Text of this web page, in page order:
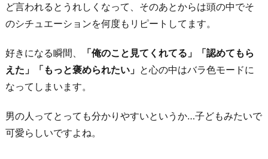
ど言われるとうれしくなって、そのあとからは頭の中でそ
のシチュエーションを何度もリピートしてます。
好きになる瞬間、
「俺のこと見てくれてる」「認めてもら
えた」「もっと褒められたい」 と心の中はバラ色モードに
なってしまいます。
男の人ってとっても分かりやすいというか…子どもみたいで
可愛らしいですよね。